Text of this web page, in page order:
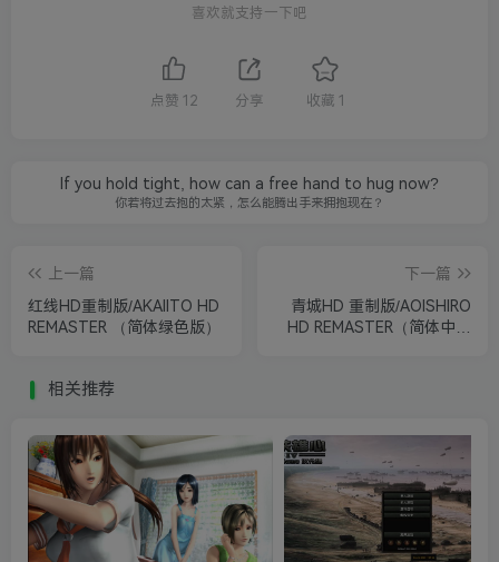
喜欢就支持一下吧
点赞 12 分享 收藏 1
If you hold tight, how can a free hand to hug now?
你若将过去抱的太紧，怎么能腾出手来拥抱现在？
上一篇
红线HD重制版/AKAIITO HD
REMASTER （简体绿色版）
下一篇
青城HD 重制版/AOISHIRO
HD REMASTER（简体中文
相关推荐